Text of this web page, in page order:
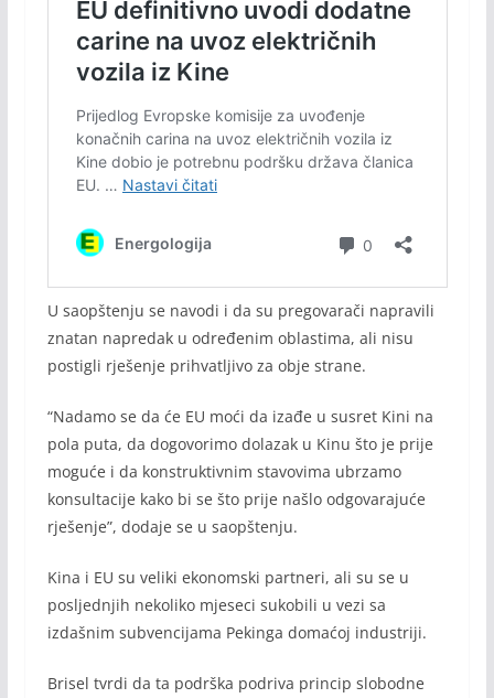
U saopštenju se navodi i da su pregovarači napravili
znatan napredak u određenim oblastima, ali nisu
postigli rješenje prihvatljivo za obje strane.
“Nadamo se da će EU moći da izađe u susret Kini na
pola puta, da dogovorimo dolazak u Kinu što je prije
moguće i da konstruktivnim stavovima ubrzamo
konsultacije kako bi se što prije našlo odgovarajuće
rješenje”, dodaje se u saopštenju.
Kina i EU su veliki ekonomski partneri, ali su se u
posljednjih nekoliko mjeseci sukobili u vezi sa
izdašnim subvencijama Pekinga domaćoj industriji.
Brisel tvrdi da ta podrška podriva princip slobodne